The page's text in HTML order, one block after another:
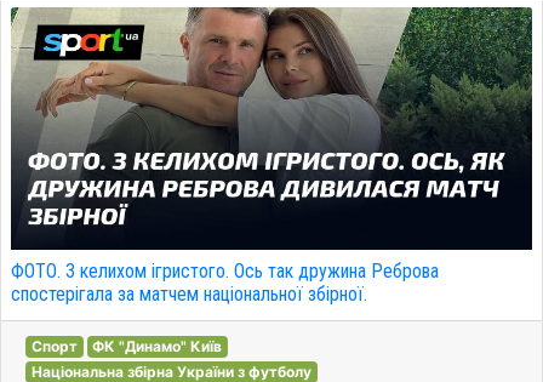
ФОТО. З келихом ігристого. Ось так дружина Реброва
спостерігала за матчем національної збірної.
Спорт
ФК "Динамо" Київ
Національна збірна України з футболу